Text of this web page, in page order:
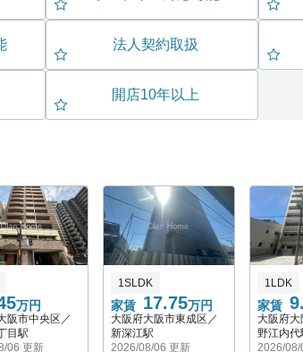
法人契約取扱
開店10年以上
万円
阪市中央区／
目駅
06 更新
家賃 17.75万円
1SLDK
大阪府大阪市東成区／
新深江駅
2026/08/06 更新
家賃
1LDK
大阪府大
野江内代
2026/08/